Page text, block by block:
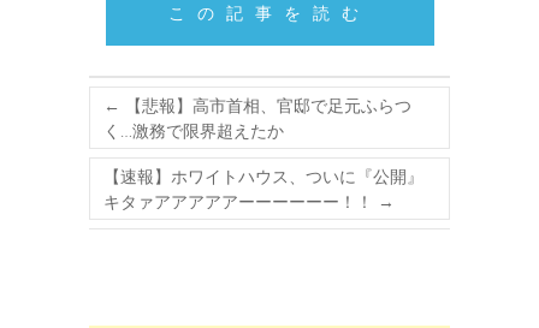
この記事を読む
←
【悲報】高市首相、官邸で足元ふらつ
く…激務で限界超えたか
【速報】ホワイトハウス、ついに『公開』
キタァアアアアアーーーーーー！！
→